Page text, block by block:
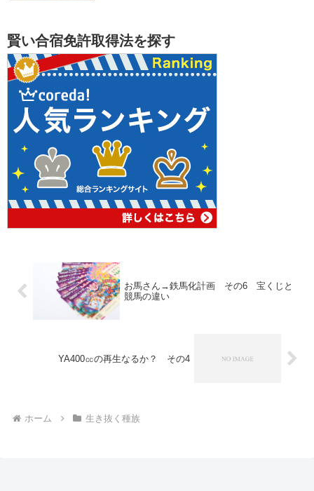
賢い合宿免許取得法を探す
お馬さん→鉄馬化計画 その6 宝くじと
競馬の違い
YA400㏄の再生なるか？ その4
ホーム 生き抜く種族